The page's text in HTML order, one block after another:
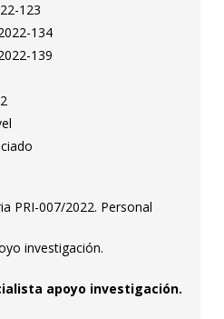
123
134
139
PRI-007/2022. Personal
investigación.
apoyo investigación.